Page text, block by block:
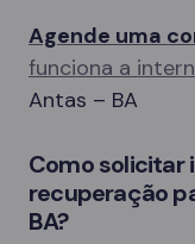
Agende uma
funciona a
Antas – BA
Como solicitar
recuperação
BA?